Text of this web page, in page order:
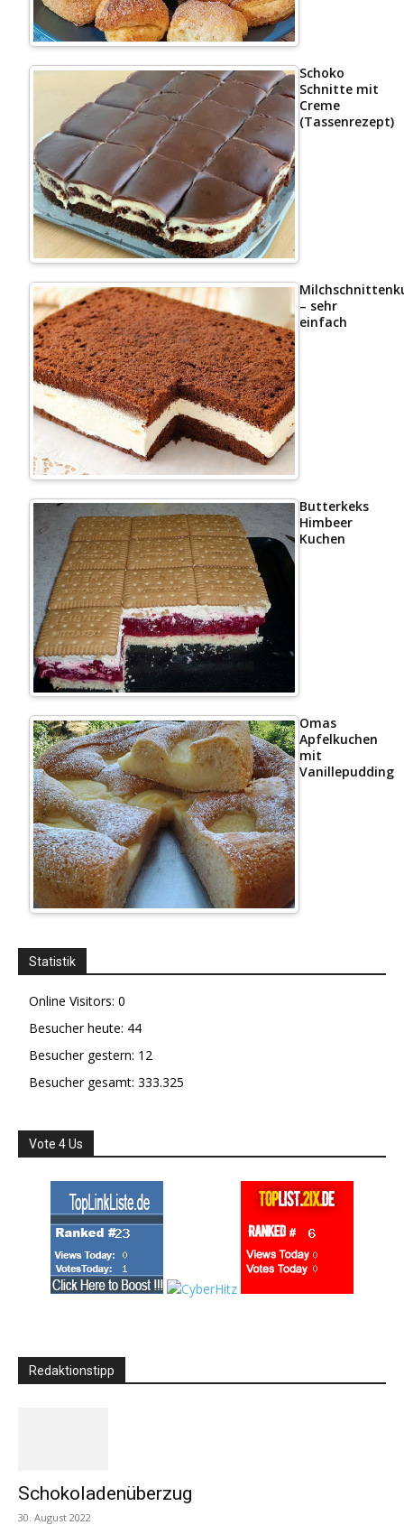
Schoko
Schnitte mit
Creme
(Tassenrezept)
– sehr
einfach
Butterkeks
Himbeer
Kuchen
Omas
Apfelkuchen
mit
Vanillepudding
Statistik
Online Visitors: 0
Besucher heute: 44
Besucher gestern: 12
Besucher gesamt: 333.325
Vote 4 Us
Redaktionstipp
Schokoladenüberzug
30. August 2022